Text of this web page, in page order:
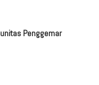
Penggemar